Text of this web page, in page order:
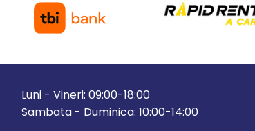
Luni - Vineri: 09:00-18:00
Sambata - Duminica: 10:00-14:00